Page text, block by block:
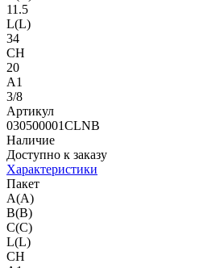
11.5
L(L)
34
CH
20
A1
3/8
Артикул
030500001CLNB
Наличие
Доступно к заказу
Характеристики
Пакет
A(A)
B(B)
C(C)
L(L)
CH